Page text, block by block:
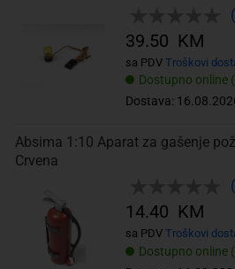
Dostupno online
Dostava:
39.50 KM
sa PDV Troškovi
Absima 1:10 Aparat za gašenje
Crvena
Dostupno online
14.40 KM
sa PDV Troškovi